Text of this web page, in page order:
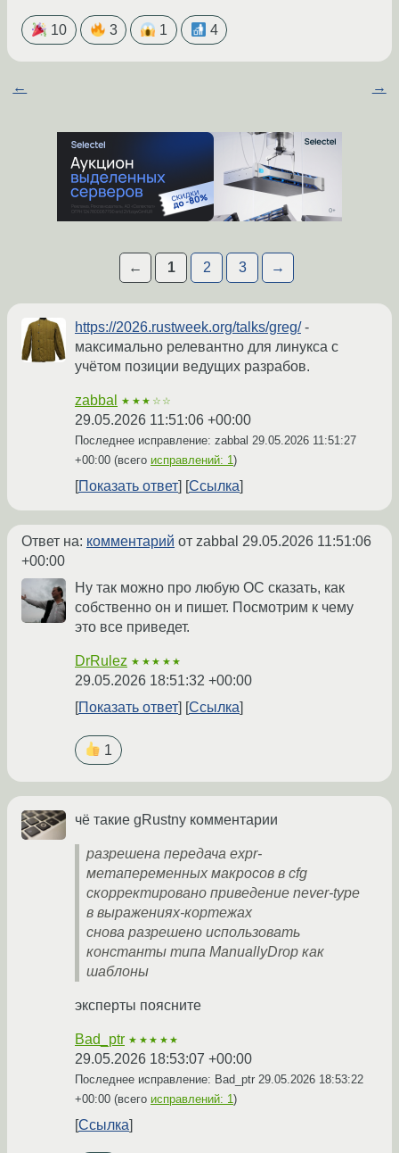
10 3 1 4
← →
← 1 2 3 →
https://2026.rustweek.org/talks/greg/-
максимально релевантно для линукса с
учётом позиции ведущих разрабов.
zabbal ★★★☆☆
29.05.2026 11:51:06 +00:00
Последнее исправление: zabbal 29.05.2026 11:51:27
+00:00 (всего исправлений: 1)
Показать ответ Ссылка
Ответ на: комментарий от zabbal 29.05.2026 11:51:06
+00:00
Ну так можно про любую ОС сказать, как
собственно он и пишет. Посмотрим к чему
это все приведет.
DrRulez ★★★★★
29.05.2026 18:51:32 +00:00
Показать ответ
Ссылка
1
чё такие gRustny комментарии
разрешена передача expr-
метапеременных макросов в cfg
скорректировано приведение never-type
в выражениях-кортежах
снова разрешено использовать
константы типа ManuallyDrop как
шаблоны
эксперты поясните
Bad_ptr ★★★★★
29.05.2026 18:53:07 +00:00
Последнее исправление: Bad_ptr 29.05.2026 18:53:22
+00:00 (всего исправлений: 1)
Ссылка